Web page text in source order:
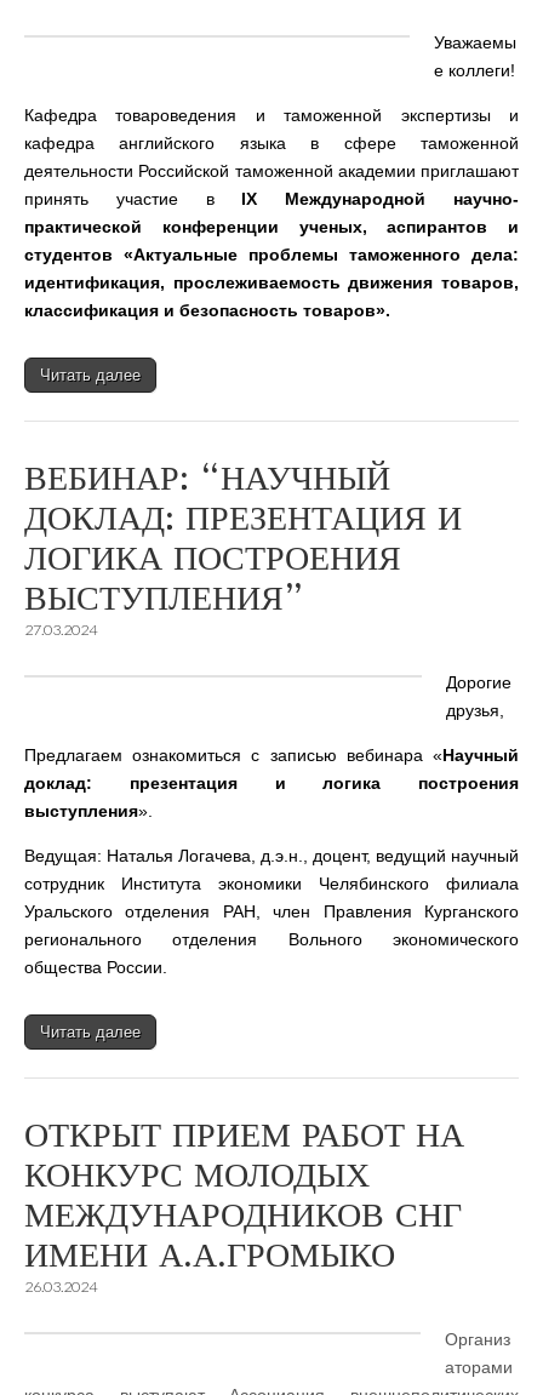
Уважаемы
е коллеги!
Кафедра товароведения и таможенной экспертизы и
кафедра английского языка в сфере таможенной
деятельности Российской таможенной академии приглашают
принять участие в IX Международной научно-
практической конференции ученых, аспирантов и
студентов «Актуальные проблемы таможенного дела:
идентификация, прослеживаемость движения товаров,
классификация и безопасность товаров».
Читать далее
ВЕБИНАР: “НАУЧНЫЙ
ДОКЛАД: ПРЕЗЕНТАЦИЯ И
ЛОГИКА ПОСТРОЕНИЯ
ВЫСТУПЛЕНИЯ”
27.03.2024
Дорогие
друзья,
Предлагаем ознакомиться с записью вебинара «Научный
доклад: презентация и логика построения
выступления».
Ведущая: Наталья Логачева, д.э.н., доцент, ведущий научный
сотрудник Института экономики Челябинского филиала
Уральского отделения РАН, член Правления Курганского
регионального отделения Вольного экономического
общества России.
Читать далее
ОТКРЫТ ПРИЕМ РАБОТ НА
КОНКУРС МОЛОДЫХ
МЕЖДУНАРОДНИКОВ СНГ
ИМЕНИ А.А.ГРОМЫКО
26.03.2024
Организ
аторами